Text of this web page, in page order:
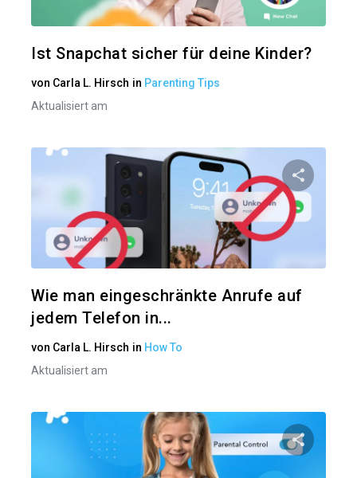
Ist Snapchat sicher für deine Kinder?
von Carla L. Hirsch in Parenting Tips
Aktualisiert am
Diesen
Wie man eingeschränkte Anrufe auf
jedem Telefon in...
von Carla L. Hirsch in How To
Aktualisiert am